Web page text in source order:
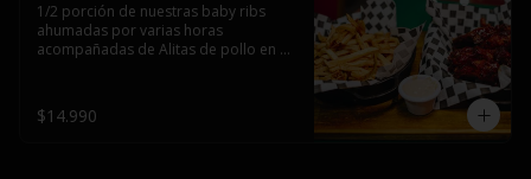
1/2 porción de nuestras baby ribs
ahumadas por varias horas
acompañadas de Alitas de pollo en
$14.990